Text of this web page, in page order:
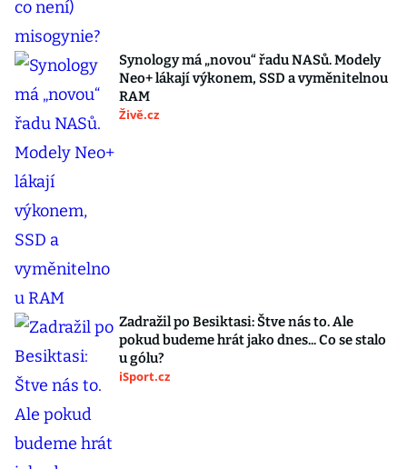
Synology má „novou“ řadu NASů. Modely
Neo+ lákají výkonem, SSD a vyměnitelnou
RAM
Živě.cz
Zadražil po Besiktasi: Štve nás to. Ale
pokud budeme hrát jako dnes... Co se stalo
u gólu?
iSport.cz